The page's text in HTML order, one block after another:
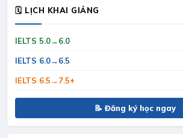
🗓 LỊCH KHAI GIẢNG
IELTS 5.0→6.0
IELTS 6.0→6.5
IELTS 6.5→7.5+
📝 Đăng ký học ngay